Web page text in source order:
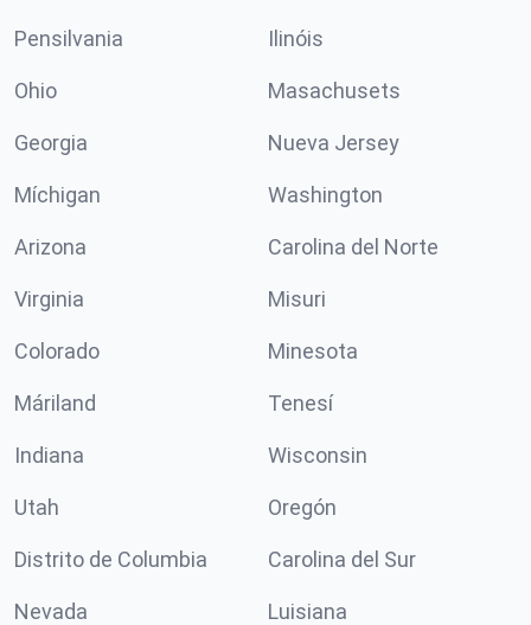
Pensilvania Ilinóis
Ohio Masachusets
Georgia Nueva Jersey
Míchigan Washington
Arizona Carolina del Norte
Virginia Misuri
Colorado Minesota
Máriland Tenesí
Indiana Wisconsin
Utah Oregón
Distrito de Columbia Carolina del Sur
Nevada Luisiana